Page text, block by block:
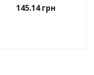
145.14грн